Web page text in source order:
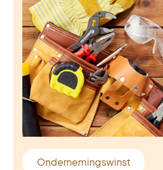
Ondernemingswinst